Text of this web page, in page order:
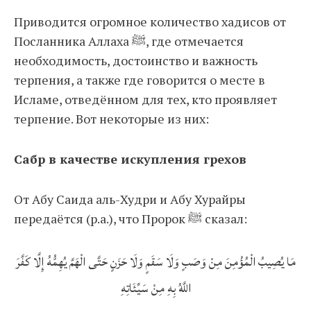
Приводится огромное количество хадисов от
Посланника Аллаха ﷺ, где отмечается
необходимость, достоинство и важность
терпения, а также где говорится о месте в
Исламе, отведённом для тех, кто проявляет
терпение. Вот некоторые из них:
Сабр в качестве искупления грехов
От Абу Саида аль-Худри и Абу Хурайры
передаётся (р.а.), что Пророк ﷺ сказал:
مَا يُصِيبُ الْمُؤْمِنَ مِنْ وَصَبٍ وَلَا سَقَمٍ وَلَا حَزَنٍ حَتَّى الْهَمَّ يُهِمُّهُ إِلَّا كَفَّرَ
اللَّهُ بِهِ مِنْ سَيِّئَاتِهِ